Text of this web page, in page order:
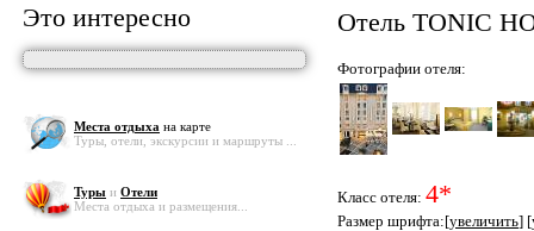
Это интересно
Места отдыха на карте
Туры, отели, экскурсии и маршруты ...
Туры и Отели
Места отдыха и размещения...
Отель TONIC
Фотографии отеля:
Класс отеля: 4*
Размер шрифта:[увеличить] [